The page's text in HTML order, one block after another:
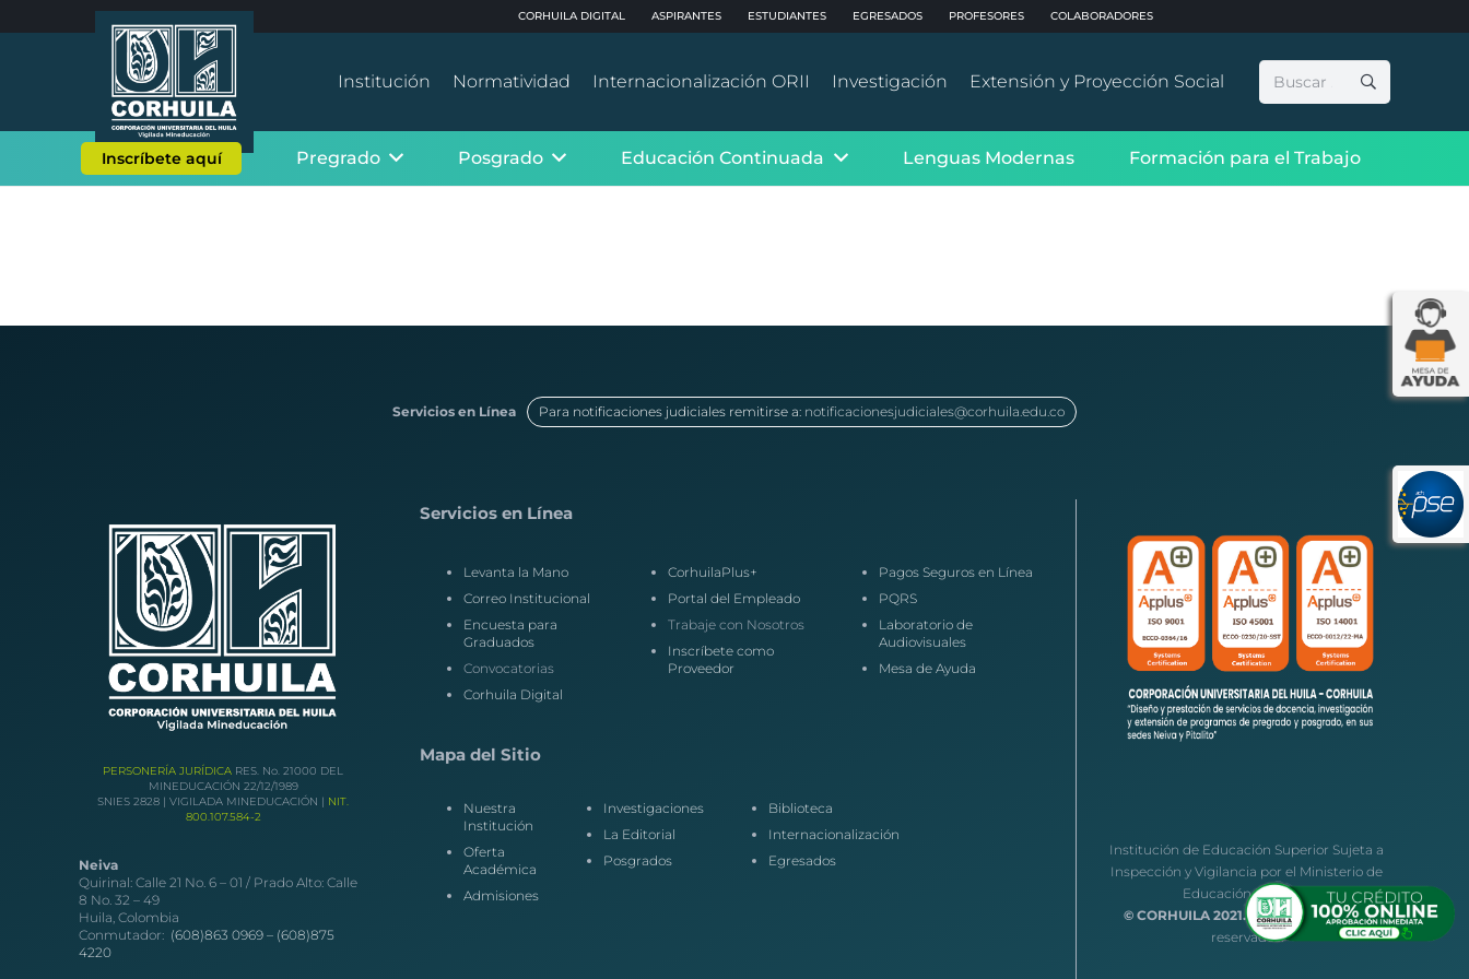
CORHUILA DIGITAL ASPIRANTES ESTUDIANTES EGRESADOS PROFESORES COLABORADORES
Institución Normatividad Internacionalización ORII Investigación Extensión y Proyección Social Buscar:
Inscríbete aquí Pregrado Posgrado Educación Continuada Lenguas Modernas Formación para el Trabajo
Servicios en Línea Para notificaciones judiciales remitirse a: notificacionesjudiciales@corhuila.edu.co
PERSONERÍA JURÍDICA RES. No. 21000 DEL
MINEDUCACIÓN 22/12/1989
SNIES 2828 | VIGILADA MINEDUCACIÓN | NIT.
800.107.584-2
Neiva
Quirinal: Calle 21 No. 6 – 01 / Prado Alto: Calle
8 No. 32 – 49
Huila, Colombia
Conmutador: (608)863 0969 – (608)875
4220
Servicios en Línea
Levanta la Mano
Correo Institucional
Encuesta para
Graduados
Convocatorias
Corhuila Digital
CorhuilaPlus+
Portal del Empleado
Trabaje con Nosotros
Inscríbete como
Proveedor
Pagos Seguros en Línea
PQRS
Laboratorio de
Audiovisuales
Mesa de Ayuda
Mapa del Sitio
Nuestra
Institución
Oferta
Académica
Admisiones
Investigaciones
La Editorial
Posgrados
Biblioteca
Internacionalización
Egresados
Institución de Educación Superior Sujeta a
Inspección y Vigilancia por el Ministerio de
Educación Nacional
© CORHUILA 2021. Todos los derechos
reservados.